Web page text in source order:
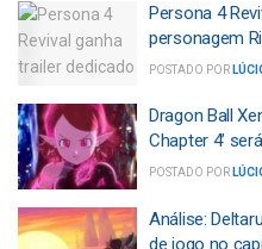
Persona 4
personagem
POSTADO POR
Dragon Ball
Chapter 4’
POSTADO POR
Análise:
de jogo no